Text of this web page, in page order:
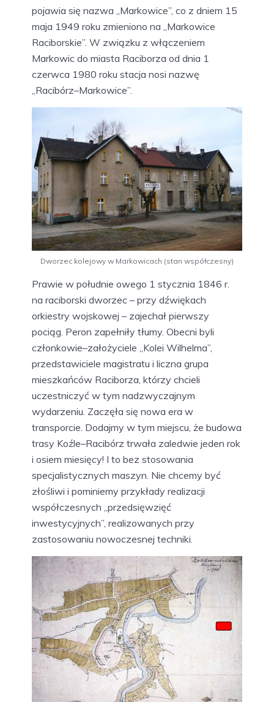
pojawia się nazwa „Markowice”, co z dniem 15
maja 1949 roku zmieniono na „Markowice
Raciborskie”. W związku z włączeniem
Markowic do miasta Raciborza od dnia 1
czerwca 1980 roku stacja nosi nazwę
„Racibórz–Markowice”.
Dworzec kolejowy w Markowicach (stan współczesny)
Prawie w południe owego 1 stycznia 1846 r.
na raciborski dworzec – przy dźwiękach
orkiestry wojskowej – zajechał pierwszy
pociąg. Peron zapełniły tłumy. Obecni byli
członkowie–założyciele „Kolei Wilhelma”,
przedstawiciele magistratu i liczna grupa
mieszkańców Raciborza, którzy chcieli
uczestniczyć w tym nadzwyczajnym
wydarzeniu. Zaczęła się nowa era w
transporcie. Dodajmy w tym miejscu, że budowa
trasy Koźle–Racibórz trwała zaledwie jeden rok
i osiem miesięcy! I to bez stosowania
specjalistycznych maszyn. Nie chcemy być
złośliwi i pominiemy przykłady realizacji
współczesnych „przedsięwzięć
inwestycyjnych”, realizowanych przy
zastosowaniu nowoczesnej techniki.